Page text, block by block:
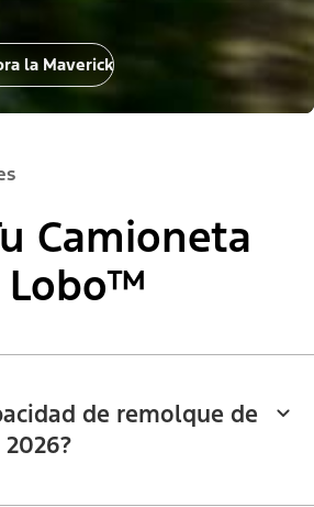
la Maverick
Camioneta
Lobo™
de remolque de